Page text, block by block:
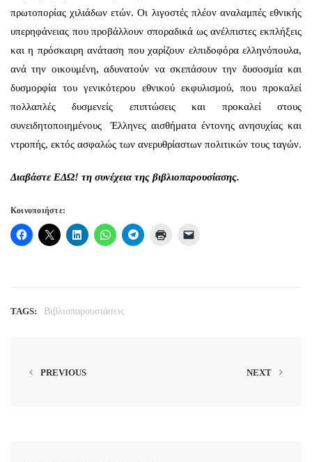
πρωτοπορίας χιλιάδων ετών. Οι λιγοστές πλέον αναλαμπές εθνικής
υπερηφάνειας που προβάλλουν σποραδικά ως ανέλπιστες εκπλήξεις
και η πρόσκαιρη ανάταση που χαρίζουν ελπιδοφόρα ελληνόπουλα,
ανά την οικουμένη, αδυνατούν να σκεπάσουν την δυσοσμία και
δυσμορφία του γενικότερου εθνικού εκφυλισμού, που προκαλεί
πολλαπλές δυσμενείς επιπτώσεις και προκαλεί στους
συνειδητοποιημένους Έλληνες αισθήματα έντονης ανησυχίας και
ντροπής, εκτός ασφαλώς των ανερυθρίαστων πολιτικών τους ταγών.
Διαβάστε ΕΔΩ! τη συνέχεια της βιβλιοπαρουσίασης.
Κοινοποιήστε:
TAGS: Βιβλιοπαρουσιάσεις
PREVIOUS NEXT